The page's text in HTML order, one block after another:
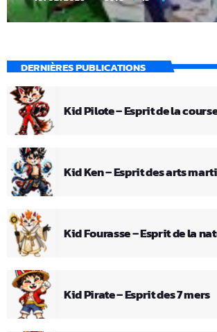
DERNIÈRES PUBLICATIONS
Kid Pilote – Esprit de la course
Kid Ken – Esprit des arts
Kid Fourasse – Esprit de la
Kid Pirate – Esprit des 7 mers